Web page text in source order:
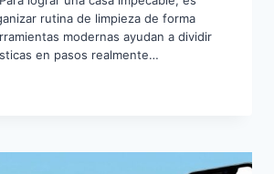
rutina de limpieza de forma
modernas ayudan a dividir
en pasos realmente…